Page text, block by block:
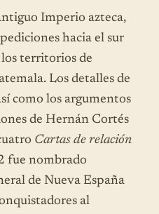
Imperio azteca,
hacia el sur
territorios de
Los detalles de
como los argumentos
de Hernán Cortés
Cartas de relación
fue nombrado
de Nueva España
al